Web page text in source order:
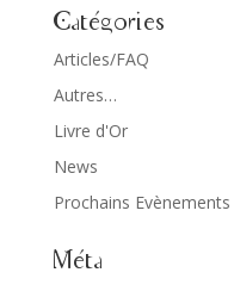
Catégories
Articles/FAQ
Autres…
Livre d'Or
News
Prochains Evènements
Méta